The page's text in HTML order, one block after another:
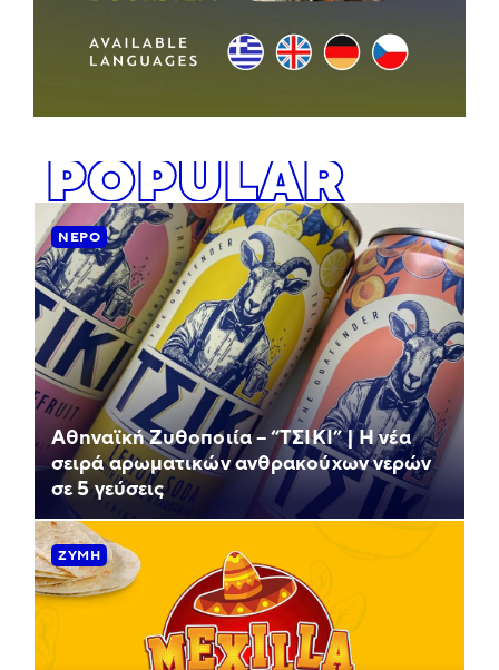
POPULAR
ΝΕΡΌ
Αθηναϊκή Ζυθοποιία – “ΤΣΙΚΙ” | Η νέα
σειρά αρωματικών ανθρακούχων νερών
σε 5 γεύσεις
ΖΎΜΗ